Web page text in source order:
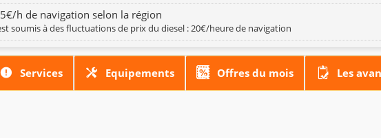
h de navigation selon la région
soumis à des fluctuations de prix du diesel : 20€/heure de navigation
Services Equipements Offres du mois Les